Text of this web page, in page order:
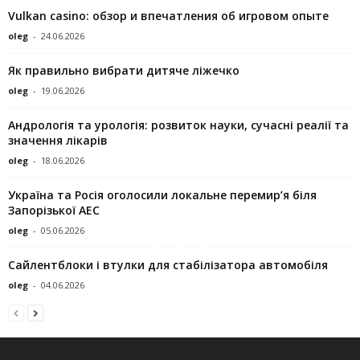
Vulkan casino: обзор и впечатления об игровом опыте
oleg - 24.06.2026
Як правильно вибрати дитяче ліжечко
oleg - 19.06.2026
Андрологія та урологія: розвиток науки, сучасні реалії та
значення лікарів
oleg - 18.06.2026
Україна та Росія оголосили локальне перемир’я біля
Запорізької АЕС
oleg - 05.06.2026
Сайлентблоки і втулки для стабілізатора автомобіля
oleg - 04.06.2026